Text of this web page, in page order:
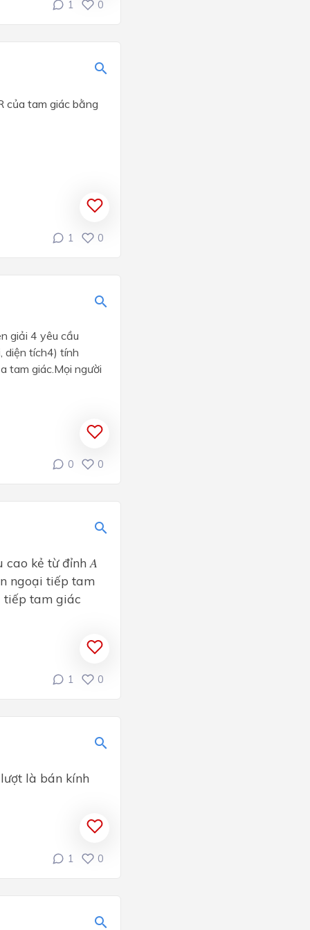
1 0
của tam giác bằng
1 0
giải 4 yêu cầu
diện tích4) tính
tam giác.Mọi người
0 0
cao kẻ từ đỉnh 𝐴
ngoại tiếp tam
tiếp tam giác
1 0
là bán kính
1 0